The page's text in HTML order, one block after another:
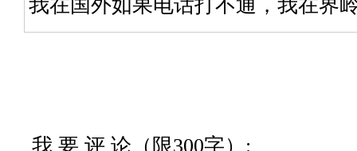
我在国外如果电话打不通，我在界
我 要 评 论（限300字）: